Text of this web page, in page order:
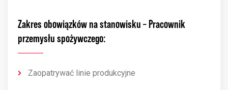
Zakres obowiązkównastanowisku –Pracownik
przemysłu spożywczego:
Zaopatrywać linie produkcyjne